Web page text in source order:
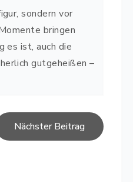
sondern vor
bringen
es ist, auch die
gutgeheißen –
Nächster Beitrag